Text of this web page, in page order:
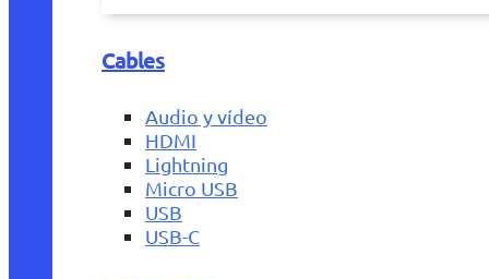
Cables
Audio y vídeo
HDMI
Lightning
Micro USB
USB
USB-C